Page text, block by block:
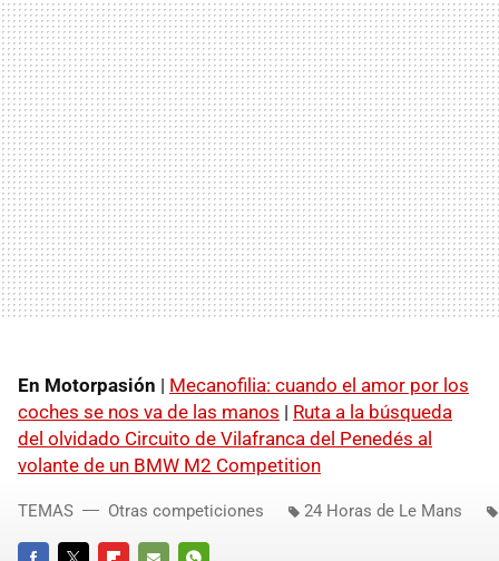
En Motorpasión | Mecanofilia: cuando el amor por los
coches se nos va de las manos | Ruta a la búsqueda
del olvidado Circuito de Vilafranca del Penedés al
volante de un BMW M2 Competition
TEMAS Otras competiciones 24 Horas de Le Mans